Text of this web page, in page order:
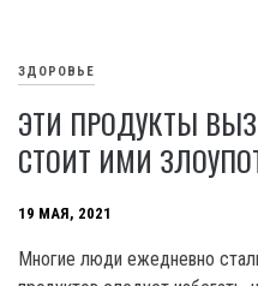
ЗДОРОВЬЕ
ЭТИ ПРОДУКТЫ
СТОИТ ИМИ
19 МАЯ, 2021
Многие люди ежедневно